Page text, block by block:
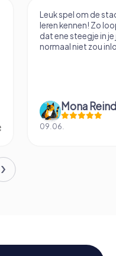
Leuk spel om de
leren kennen! Zo
dat ene steegje in
normaal niet zou
Mona
09.06.